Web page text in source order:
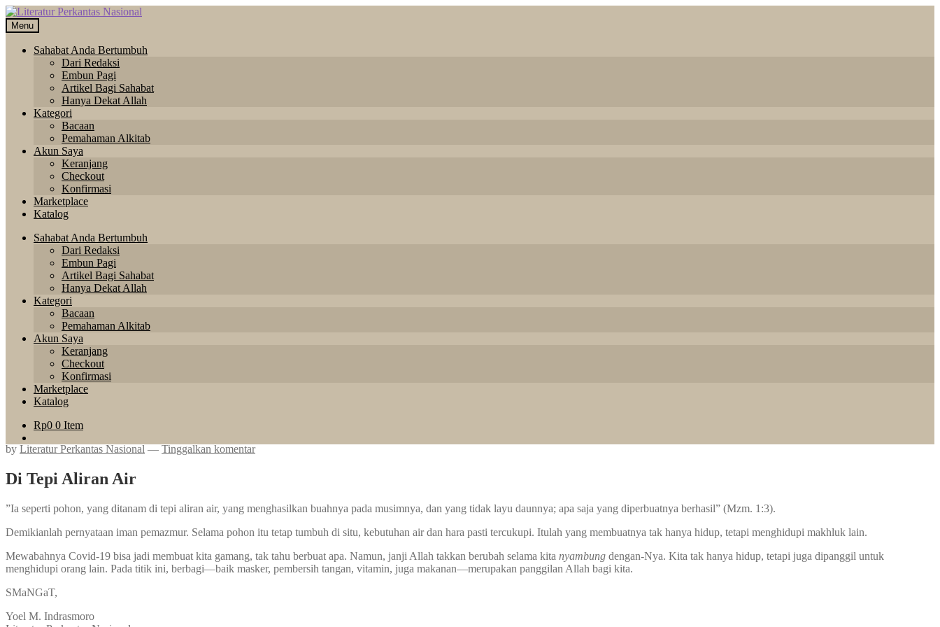
Skip
to
navigation
Langsung
ke
isi
Menu
Sahabat Anda Bertumbuh
Dari Redaksi
Embun Pagi
Artikel Bagi Sahabat
Hanya Dekat Allah
Kategori
Bacaan
Pemahaman Alkitab
Akun Saya
Keranjang
Checkout
Konfirmasi
Marketplace
Katalog
Sahabat Anda Bertumbuh
Dari Redaksi
Embun Pagi
Artikel Bagi Sahabat
Hanya Dekat Allah
Kategori
Bacaan
Pemahaman Alkitab
Akun Saya
Keranjang
Checkout
Konfirmasi
Marketplace
Katalog
Rp0 0 Item
by Literatur Perkantas Nasional — Tinggalkan komentar
Di Tepi Aliran Air
”Ia seperti pohon, yang ditanam di tepi aliran air, yang menghasilkan buahnya pada musimnya, dan yang tidak layu daunnya; apa saja yang diperbuatnya berhasil” (Mzm. 1:3).
Demikianlah pernyataan iman pemazmur. Selama pohon itu tetap tumbuh di situ, kebutuhan air dan hara pasti tercukupi. Itulah yang membuatnya tak hanya hidup, tetapi menghidupi makhluk lain.
Mewabahnya Covid-19 bisa jadi membuat kita gamang, tak tahu berbuat apa. Namun, janji Allah takkan berubah selama kita nyambung dengan-Nya. Kita tak hanya hidup, tetapi juga dipanggil untuk
menghidupi orang lain. Pada titik ini, berbagi—baik masker, pembersih tangan, vitamin, juga makanan—merupakan panggilan Allah bagi kita.
SMaNGaT,
Yoel M. Indrasmoro